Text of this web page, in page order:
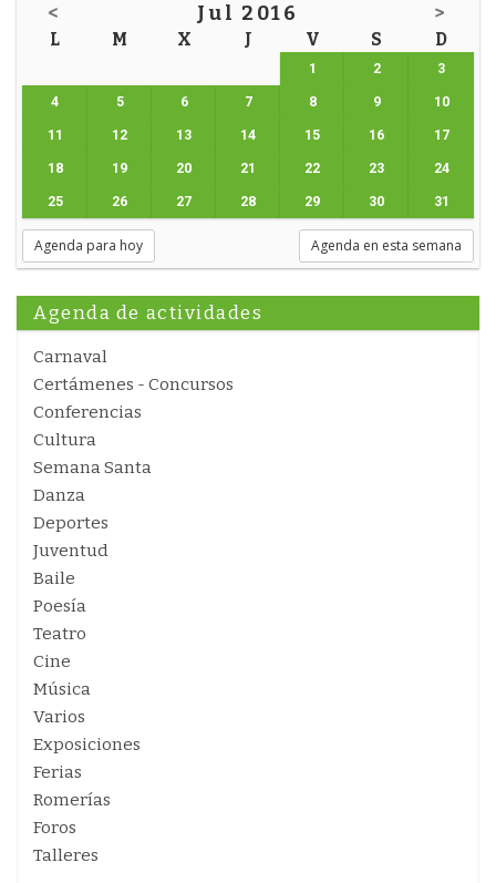
< Jul 2016 >
L M X J V S D
1 2 3
4 5 6 7 8 9 10
11 12 13 14 15 16 17
18 19 20 21 22 23 24
25 26 27 28 29 30 31
Agenda para hoy Agenda en esta semana
Agenda de actividades
Carnaval
Certámenes - Concursos
Conferencias
Cultura
Semana Santa
Danza
Deportes
Juventud
Baile
Poesía
Teatro
Cine
Música
Varios
Exposiciones
Ferias
Romerías
Foros
Talleres